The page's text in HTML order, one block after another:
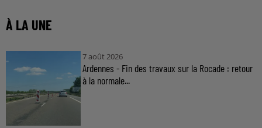
À LA UNE
7 août 2026
Ardennes - Fin des travaux sur la Rocade : retour
à la normale...